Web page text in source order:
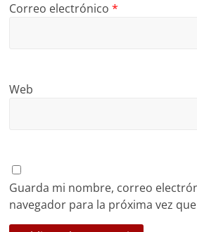
Correo electrónico*
Web
Guarda mi nombre, correo
navegador para la próxima vez